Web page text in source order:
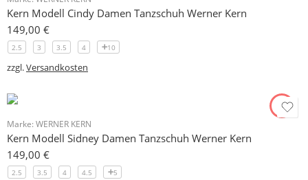
Kern Modell Cindy Damen Tanzschuh Werner Kern
149,00 €
2.5 3 3.5 4 10
zzgl.Versandkosten
Marke: WERNER KERN
Kern Modell Sidney Damen Tanzschuh Werner Kern
149,00 €
2.5 3.5 4 4.5 5